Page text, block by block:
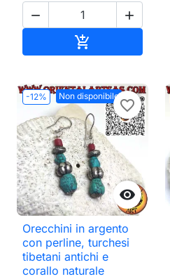
 

-12% Non disponibile

favorite_border
Orecchini in argento
con perline, turchesi
tibetani antichi e
corallo naturale